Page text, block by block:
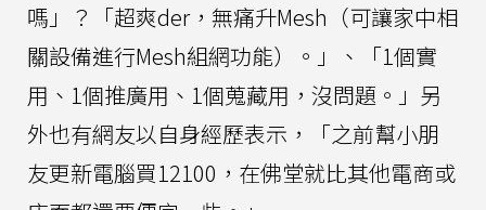
嗎」？「超爽der，無痛升Mesh（可讓家中相
關設備進行Mesh組網功能）。」、「1個實
用、1個推廣用、1個蒐藏用，沒問題。」另
外也有網友以自身經歷表示，「之前幫小朋
友更新電腦買12100，在佛堂就比其他電商或